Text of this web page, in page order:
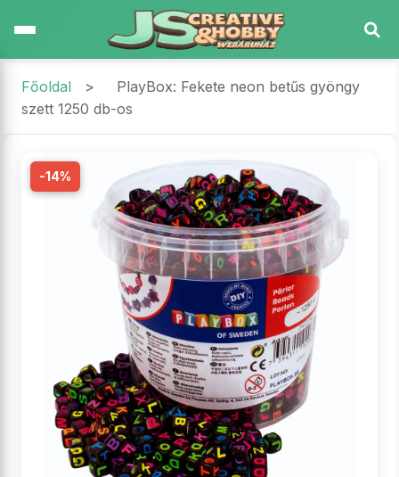
Főoldal >
PlayBox: Fekete neon betűs gyöngy
szett 1250 db-os
-14%